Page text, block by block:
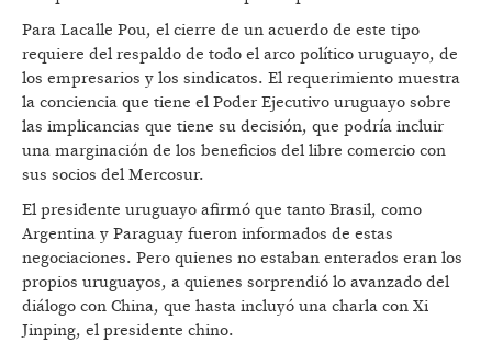
Para Lacalle Pou, el cierre de un acuerdo de este tipo
requiere del respaldo de todo el arco político uruguayo, de
los empresarios y los sindicatos. El requerimiento muestra
la conciencia que tiene el Poder Ejecutivo uruguayo sobre
las implicancias que tiene su decisión, que podría incluir
una marginación de los beneficios del libre comercio con
sus socios del Mercosur.
El presidente uruguayo afirmó que tanto Brasil, como
Argentina y Paraguay fueron informados de estas
negociaciones. Pero quienes no estaban enterados eran los
propios uruguayos, a quienes sorprendió lo avanzado del
diálogo con China, que hasta incluyó una charla con Xi
Jinping, el presidente chino.